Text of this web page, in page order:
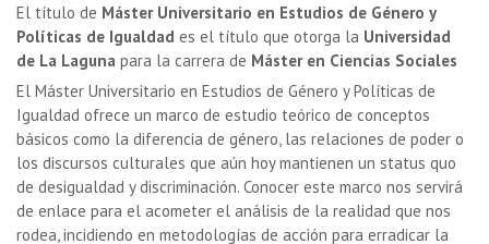
El título de Máster Universitario en Estudios de Género y
Políticas de Igualdad es el título que otorga la Universidad
de La Laguna para la carrera de Máster en Ciencias Sociales
El Máster Universitario en Estudios de Género y Políticas de
Igualdad ofrece un marco de estudio teórico de conceptos
básicos como la diferencia de género, las relaciones de poder o
los discursos culturales que aún hoy mantienen un status quo
de desigualdad y discriminación. Conocer este marco nos servirá
de enlace para el acometer el análisis de la realidad que nos
rodea, incidiendo en metodologías de acción para erradicar la